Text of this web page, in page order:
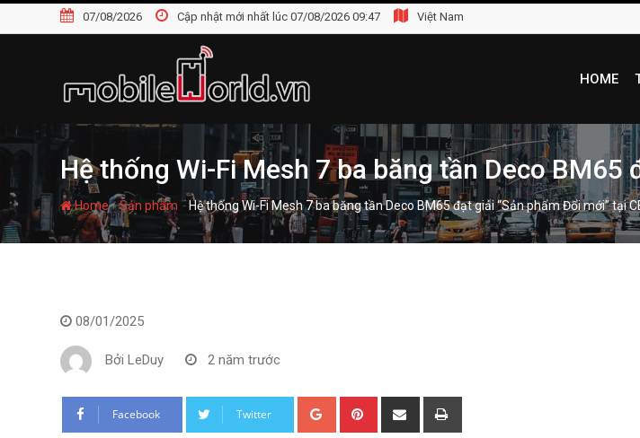
k
c
e
n
07/08/2026 Cập nhật mới nhất lúc 07/08/2026 09:47 Việt Nam
HOME
Hệ thống Wi-Fi Mesh 7 ba băng tần Deco BM65
Home-Sản phẩm - Hệ thống Wi-Fi Mesh 7 ba băng tần Deco BM65 đạt giải “Sản phẩm Đổi mới” tại
08/01/2025
Bởi LeDuy 2 năm trước
Facebook Twitter
o
i
h
r